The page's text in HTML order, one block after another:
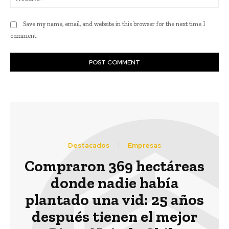
Save my name, email, and website in this browser for the next time I
comment.